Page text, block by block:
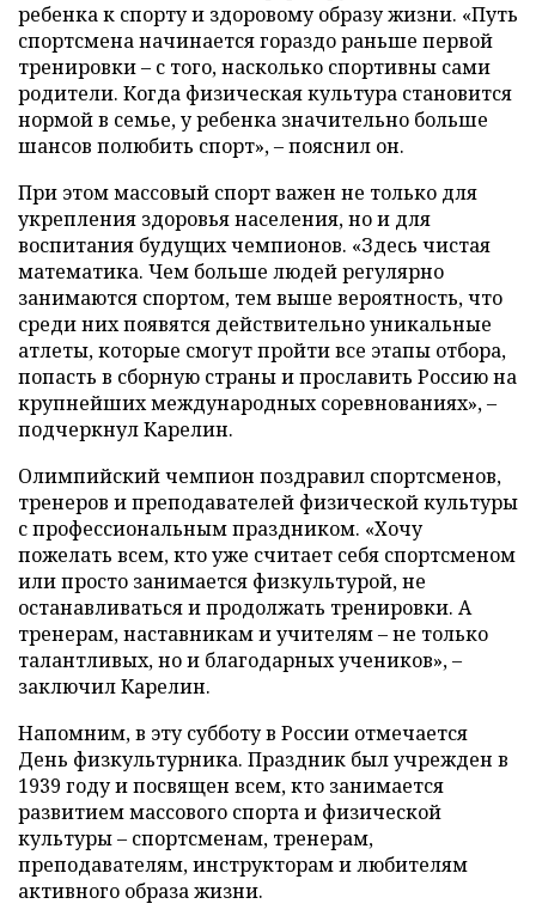
ребенка к спорту и здоровому образу жизни. «Путь
спортсмена начинается гораздо раньше первой
тренировки – с того, насколько спортивны сами
родители. Когда физическая культура становится
нормой в семье, у ребенка значительно больше
шансов полюбить спорт», – пояснил он.
При этом массовый спорт важен не только для
укрепления здоровья населения, но и для
воспитания будущих чемпионов. «Здесь чистая
математика. Чем больше людей регулярно
занимаются спортом, тем выше вероятность, что
среди них появятся действительно уникальные
атлеты, которые смогут пройти все этапы отбора,
попасть в сборную страны и прославить Россию на
крупнейших международных соревнованиях», –
подчеркнул Карелин.
Олимпийский чемпион поздравил спортсменов,
тренеров и преподавателей физической культуры
с профессиональным праздником. «Хочу
пожелать всем, кто уже считает себя спортсменом
или просто занимается физкультурой, не
останавливаться и продолжать тренировки. А
тренерам, наставникам и учителям – не только
талантливых, но и благодарных учеников», –
заключил Карелин.
Напомним, в эту субботу в России отмечается
День физкультурника. Праздник был учрежден в
1939 году и посвящен всем, кто занимается
развитием массового спорта и физической
культуры – спортсменам, тренерам,
преподавателям, инструкторам и любителям
активного образа жизни.